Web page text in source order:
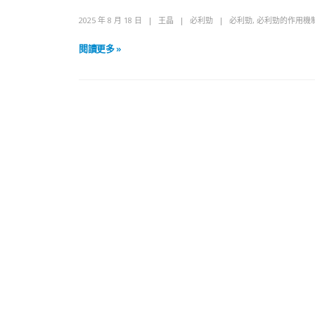
2025 年 8 月 18 日 王晶 必利勁 必利勁, 必利勁的作用機
閱讀更多 »